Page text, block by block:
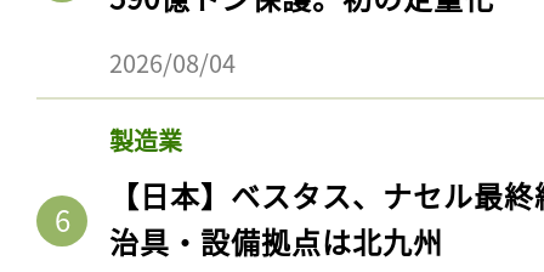
2026/08/04
製造業
【日本】ベスタス、ナセル最
治具・設備拠点は北九州